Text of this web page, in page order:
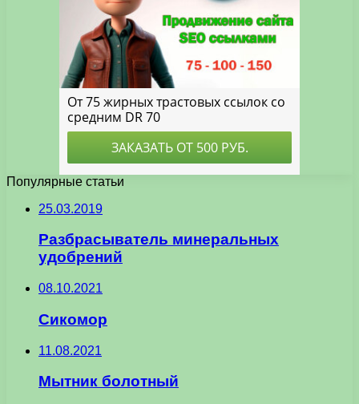
Популярные статьи
25.03.2019
Разбрасыватель минеральных
удобрений
08.10.2021
Сикомор
11.08.2021
Мытник болотный